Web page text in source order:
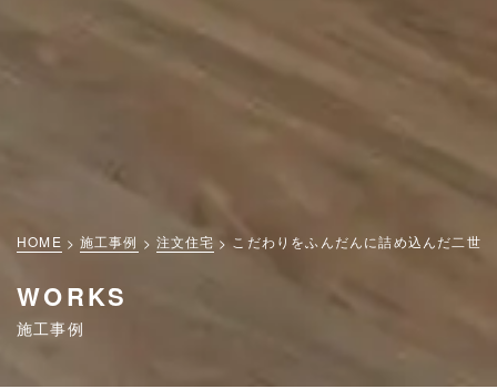
HOME 施工事例 注文住宅 こだわりをふんだんに詰め込んだ二世
WORKS
施工事例